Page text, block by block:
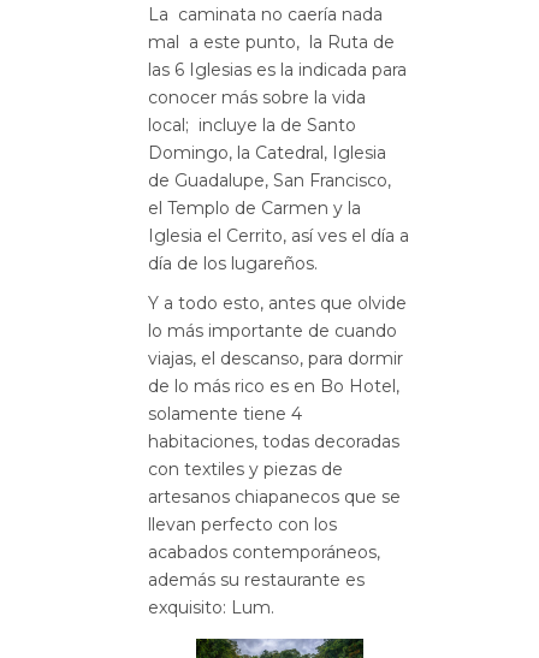
La caminata no caería nada
mal a este punto, la Ruta de
las 6 Iglesias es la indicada para
conocer más sobre la vida
local; incluye la de Santo
Domingo, la Catedral, Iglesia
de Guadalupe, San Francisco,
el Templo de Carmen y la
Iglesia el Cerrito, así ves el día a
día de los lugareños.
Y a todo esto, antes que olvide
lo más importante de cuando
viajas, el descanso, para dormir
de lo más rico es en Bo Hotel,
solamente tiene 4
habitaciones, todas decoradas
con textiles y piezas de
artesanos chiapanecos que se
llevan perfecto con los
acabados contemporáneos,
además su restaurante es
exquisito: Lum.